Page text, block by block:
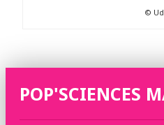
©
POP'SCIENCES